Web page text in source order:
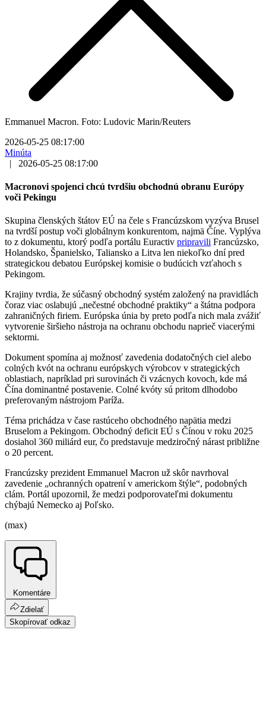
Emmanuel Macron. Foto: Ludovic Marin/Reuters
2026-05-25 08:17:00
Minúta
|
2026-05-25 08:17:00
Macronovi spojenci chcú tvrdšiu obchodnú obranu Európy
voči Pekingu
Skupina členských štátov EÚ na čele s Francúzskom vyzýva Brusel
na tvrdší postup voči globálnym konkurentom, najmä Číne. Vyplýva
to z dokumentu, ktorý podľa portálu Euractiv pripravili Francúzsko,
Holandsko, Španielsko, Taliansko a Litva len niekoľko dní pred
strategickou debatou Európskej komisie o budúcich vzťahoch s
Pekingom.
Krajiny tvrdia, že súčasný obchodný systém založený na pravidlách
čoraz viac oslabujú „nečestné obchodné praktiky“ a štátna podpora
zahraničných firiem. Európska únia by preto podľa nich mala zvážiť
vytvorenie širšieho nástroja na ochranu obchodu naprieč viacerými
sektormi.
Dokument spomína aj možnosť zavedenia dodatočných ciel alebo
colných kvót na ochranu európskych výrobcov v strategických
oblastiach, napríklad pri surovinách či vzácnych kovoch, kde má
Čína dominantné postavenie. Colné kvóty sú pritom dlhodobo
preferovaným nástrojom Paríža.
Téma prichádza v čase rastúceho obchodného napätia medzi
Bruselom a Pekingom. Obchodný deficit EÚ s Čínou v roku 2025
dosiahol 360 miliárd eur, čo predstavuje medziročný nárast približne
o 20 percent.
Francúzsky prezident Emmanuel Macron už skôr navrhoval
zavedenie „ochranných opatrení v americkom štýle“, podobných
clám. Portál upozornil, že medzi podporovateľmi dokumentu
chýbajú Nemecko aj Poľsko.
(max)
Komentáre
Zdielať
Skopírovať odkaz